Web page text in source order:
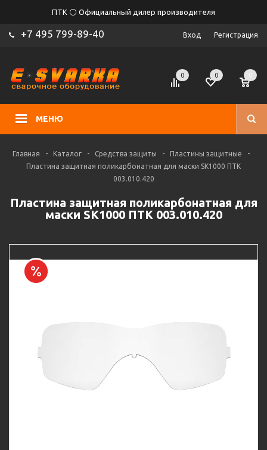
ПТК ⚪ Официальный дилер производителя
+7 495 799-89-40 Вход Регистрация
МЕНЮ
0 0
Главная - Каталог - Средства защиты - Пластины защитные
-
Пластина защитная поликарбонатная для маски SK1000 ПТК
003.010.420
Пластина защитная поликарбонатная для
маски SK1000 ПТК 003.010.420